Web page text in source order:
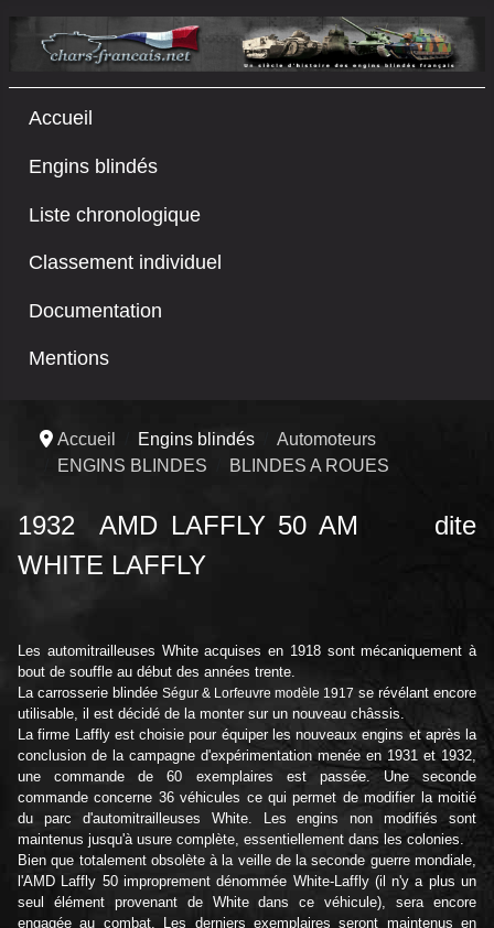
Accueil
Engins blindés
Liste chronologique
Classement individuel
Documentation
Mentions
Accueil Engins blindés
Automoteurs
ENGINS BLINDES
BLINDES A ROUES
1932 AMD LAFFLY 50 AM dite
WHITE LAFFLY
Les automitrailleuses White acquises en 1918 sont mécaniquement à
bout de souffle au début des années trente.
La carrosserie blindée Ségur & Lorfeuvre modèle 1917 se révélant encore
utilisable, il est décidé de la monter sur un nouveau châssis.
La firme Laffly est choisie pour équiper les nouveaux engins et après la
conclusion de la campagne d'expérimentation menée en 1931 et 1932,
une commande de 60 exemplaires est passée. Une seconde
commande concerne 36 véhicules ce qui permet de modifier la moitié
du parc d'automitrailleuses White. Les engins non modifiés sont
maintenus jusqu'à usure complète, essentiellement dans les colonies.
Bien que totalement obsolète à la veille de la seconde guerre mondiale,
l'AMD Laffly 50 improprement dénommée White-Laffly (il n'y a plus un
seul élément provenant de White dans ce véhicule), sera encore
engagée au combat. Les derniers exemplaires seront maintenus en